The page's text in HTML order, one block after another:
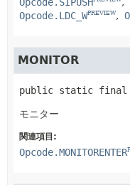
Opcode.SIPUSH
Opcode.LDC_WPREVIEW
MONITOR
public static final
モニター
関連項目:
Opcode.MONITORENTER